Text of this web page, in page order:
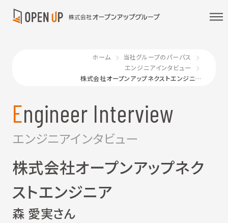
ホーム
当社グループのパーパス
エンジニアインタビュー
株式会社オープンアップネクストエンジニア 森 愛実さん
Engineer Interview
エンジニアインタビュー
株式会社オープンアップネク
ストエンジニア
森 愛実さん